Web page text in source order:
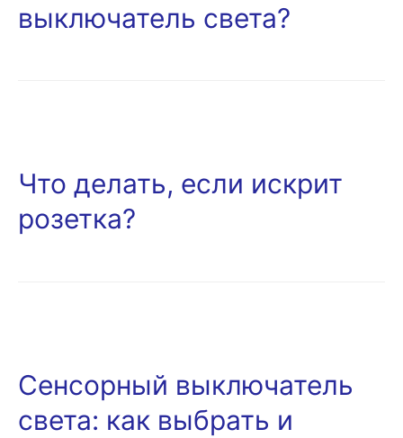
выключатель света?
Что делать, если искрит
розетка?
Сенсорный выключатель
света: как выбрать и